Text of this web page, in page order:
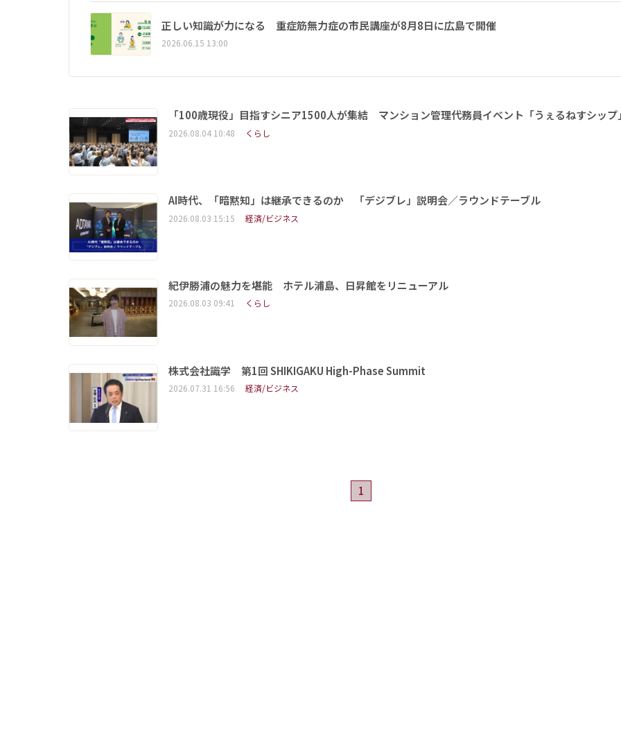
正しい知識が力になる 重症筋無力症の市民講座が8月8日に広島で開催
2026.06.15 13:00
「100歳現役」目指すシニア1500人が集結 マンション管理代務員イベント「うぇるねすシップ
2026.08.04 10:48 くらし
AI時代、「暗黙知」は継承できるのか 「デジブレ」説明会／ラウンドテーブル
2026.08.03 15:15 経済/ビジネス
紀伊勝浦の魅力を堪能 ホテル浦島、日昇館をリニューアル
2026.08.03 09:41 くらし
株式会社識学 第1回 SHIKIGAKU High-Phase Summit
2026.07.31 16:56 経済/ビジネス
1